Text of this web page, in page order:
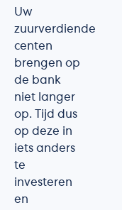
Uw
zuurverdiende
centen
brengen op
de bank
niet langer
op. Tijd dus
op deze in
iets anders
te
investeren
en